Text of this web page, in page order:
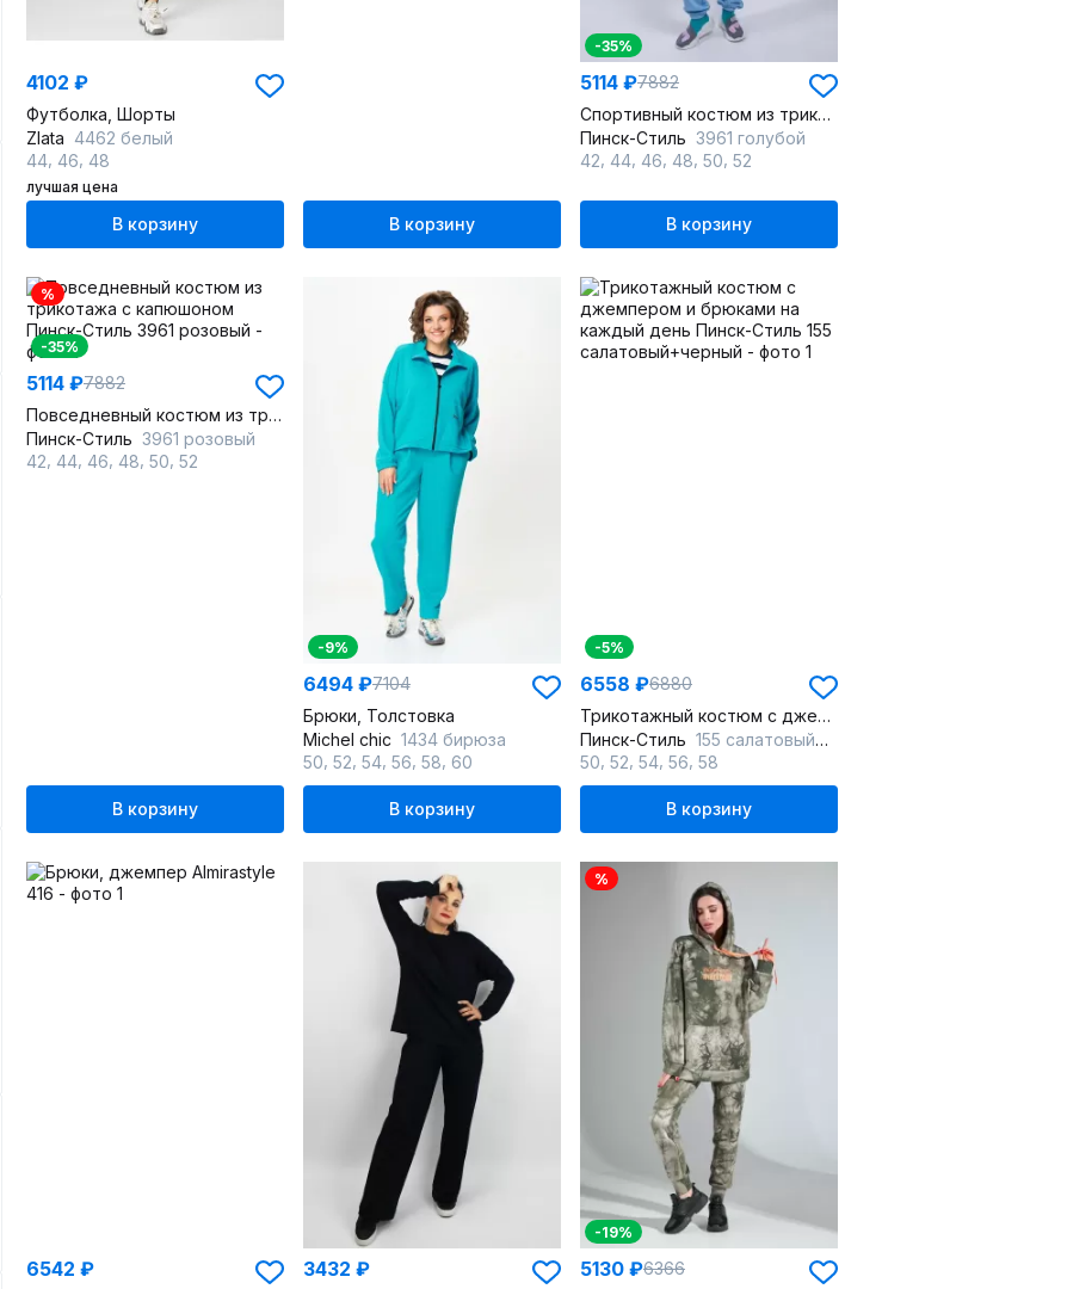
4102 ₽
Футболка, Шорты
Zlata 4462 белый
44 46 48
лучшая цена
В корзину В корзину
-35%
5114 ₽7882
Спортивный костюм из трикотажа с капюшоном
Пинск-Стиль 3961 голубой
42 44 46 48 50 52
В корзину
%
-35%
5114 ₽7882
Повседневный костюм из трикотажа с капюшоном
Пинск-Стиль 3961 розовый
42 44 46 48 50 52
В корзину
-9%
6494 ₽7104
Брюки, Толстовка
Michel chic 1434 бирюза
50 52 54 56 58 60
В корзину
-5%
6558 ₽6880
Трикотажный костюм с джемпером и брюками на каждый день
Пинск-Стиль 155 салатовый+черный
50 52 54 56 58
В корзину
6542 ₽ 3432 ₽
%
-19%
5130 ₽6366